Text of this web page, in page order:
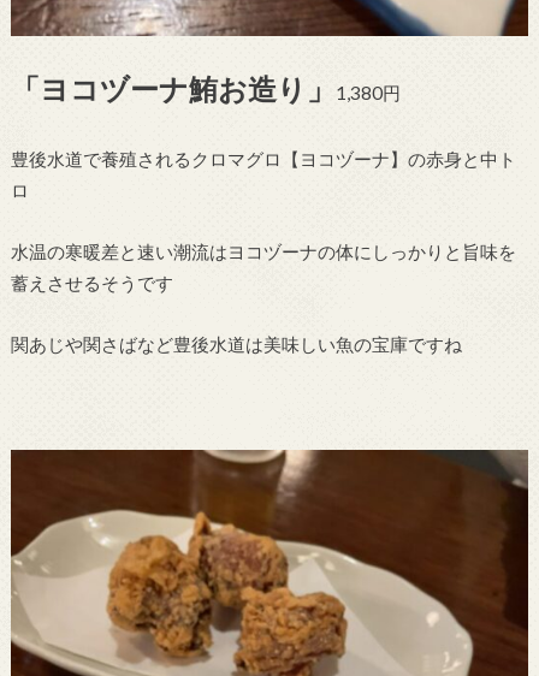
「ヨコヅーナ鮪お造り」 1,380円
豊後水道で養殖されるクロマグロ【ヨコヅーナ】の赤身と中ト
ロ
水温の寒暖差と速い潮流はヨコヅーナの体にしっかりと旨味を
蓄えさせるそうです
関あじや関さばなど豊後水道は美味しい魚の宝庫ですね